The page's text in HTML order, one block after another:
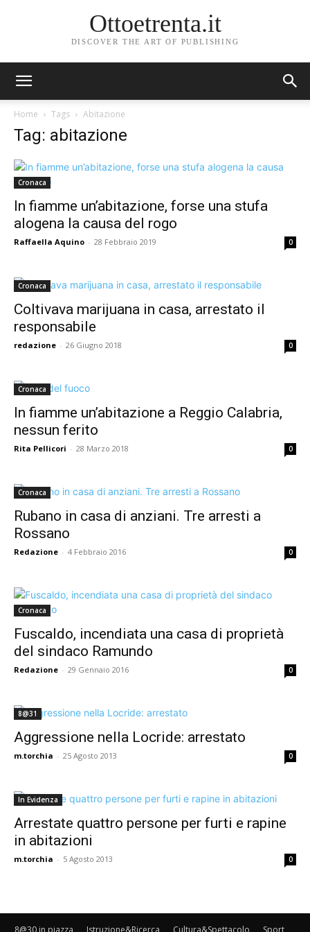
Ottoetrenta.it
DISCOVER THE ART OF PUBLISHING
Home Tags Abitazione
Tag: abitazione
Cronaca
In fiamme un’abitazione, forse una stufa
alogena la causa del rogo
Raffaella Aquino - 28 Febbraio 2019 0
Cronaca
Coltivava marijuana in casa, arrestato il
responsabile
redazione - 26 Giugno 2018 0
Cronaca
In fiamme un’abitazione a Reggio Calabria,
nessun ferito
Rita Pellicori - 28 Marzo 2018 0
Cronaca
Rubano in casa di anziani. Tre arresti a
Rossano
Redazione - 4 Febbraio 2016 0
Cronaca
Fuscaldo, incendiata una casa di proprietà
del sindaco Ramundo
Redazione - 29 Gennaio 2016 0
8@31
Aggressione nella Locride: arrestato
m.torchia - 25 Agosto 2013 0
In Evidenza
Arrestate quattro persone per furti e rapine
in abitazioni
m.torchia - 5 Agosto 2013 0
8@30 in piazza Istruzione&Ricerca Cultura&Spettacolo Sport